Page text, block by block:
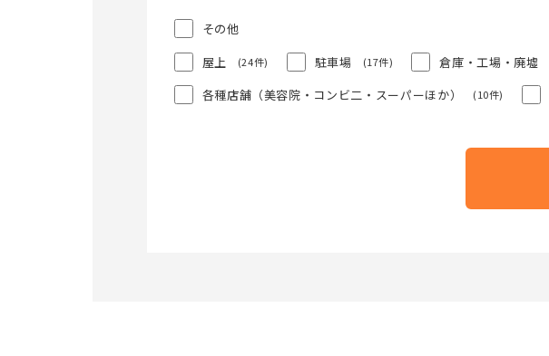
その他
屋上
(24件) 駐車場 (17件) 倉庫・工場・廃墟
各種店舗（美容院・コンビ二・スーパーほか） (10件)